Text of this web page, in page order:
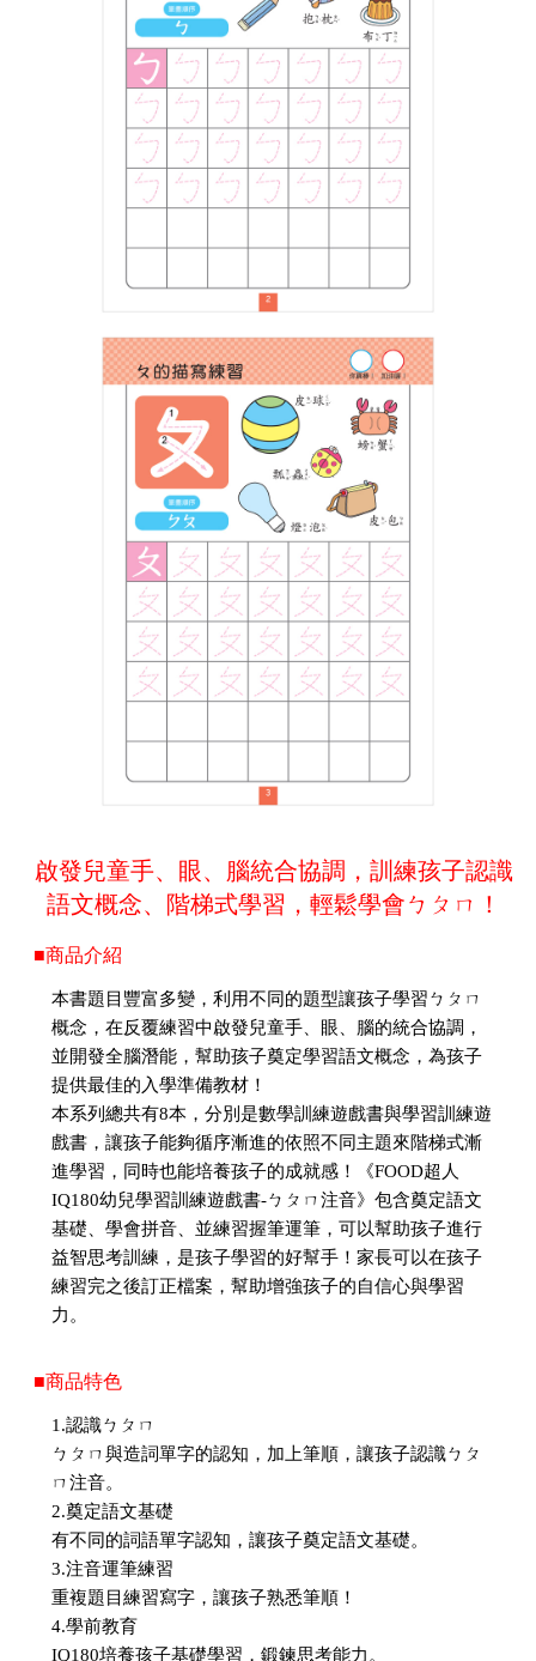
啟發兒童手、眼、腦統合協調，訓練孩子認識
語文概念、階梯式學習，輕鬆學會ㄅㄆㄇ！
■商品介紹
本書題目豐富多變，利用不同的題型讓孩子學習ㄅㄆㄇ
概念，在反覆練習中啟發兒童手、眼、腦的統合協調，
並開發全腦潛能，幫助孩子奠定學習語文概念，為孩子
提供最佳的入學準備教材！
本系列總共有8本，分別是數學訓練遊戲書與學習訓練遊
戲書，讓孩子能夠循序漸進的依照不同主題來階梯式漸
進學習，同時也能培養孩子的成就感！《FOOD超人
IQ180幼兒學習訓練遊戲書-ㄅㄆㄇ注音》包含奠定語文
基礎、學會拼音、並練習握筆運筆，可以幫助孩子進行
益智思考訓練，是孩子學習的好幫手！家長可以在孩子
練習完之後訂正檔案，幫助增強孩子的自信心與學習
力。
■商品特色
1.認識ㄅㄆㄇ
ㄅㄆㄇ與造詞單字的認知，加上筆順，讓孩子認識ㄅㄆ
ㄇ注音。
2.奠定語文基礎
有不同的詞語單字認知，讓孩子奠定語文基礎。
3.注音運筆練習
重複題目練習寫字，讓孩子熟悉筆順！
4.學前教育
IQ180培養孩子基礎學習，鍛鍊思考能力。